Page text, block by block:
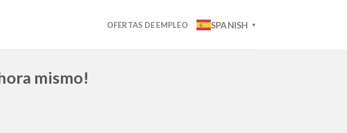
OFERTAS DE EMPLEO SPANISH ▼
mismo!